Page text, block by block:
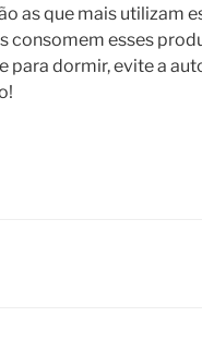
as que mais utilizam
consomem esses
para dormir, evite a